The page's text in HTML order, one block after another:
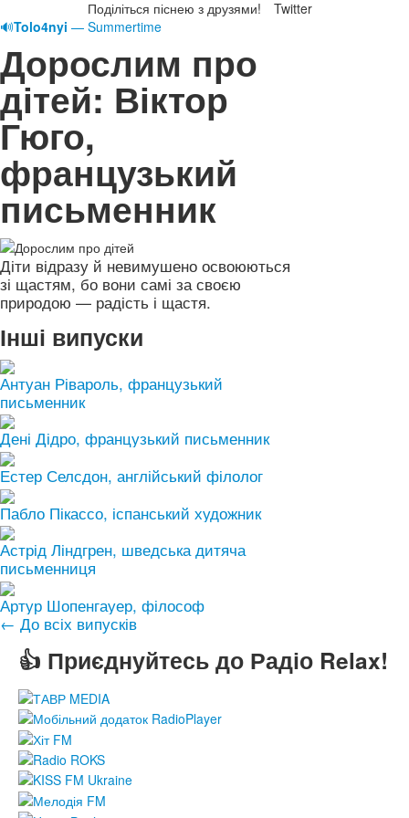
Поділіться піснею з друзями!
Twitter
🔊Tolo4nyi — Summertime
Дорослим про
дітей: Віктор
Гюго,
французький
письменник
Діти відразу й невимушено освоюються
зі щастям, бо вони самі за своєю
природою — радість і щастя.
Інші випуски
Антуан Рівароль, французький
письменник
Дені Дідро, французький письменник
Естер Селсдон, англійський філолог
Пабло Пікассо, іспанський художник
Астрід Ліндгрен, шведська дитяча
письменниця
Артур Шопенгауер, філософ
← До всіх випусків
👍 Приєднуйтесь до Радіо Relax!